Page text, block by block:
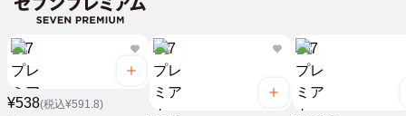
¥538(税込¥591.8)